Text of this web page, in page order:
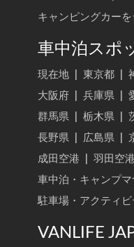
キャンピングカーを
車中泊スポ
現在地 東京都
大阪府
兵庫県
群馬県
栃木県
長野県
広島県
成田空港
羽田空港
車中泊・キャンプマ
駐車場・アクティ
VANLIFE